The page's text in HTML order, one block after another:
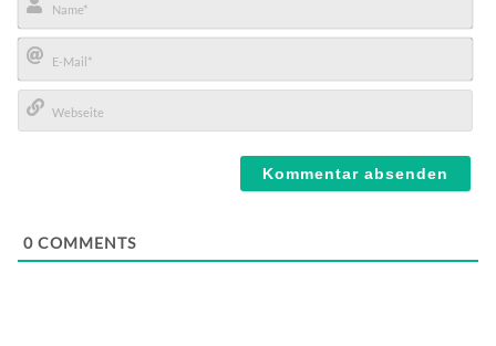
Name*
E-
Mail*
0 COMMENTS